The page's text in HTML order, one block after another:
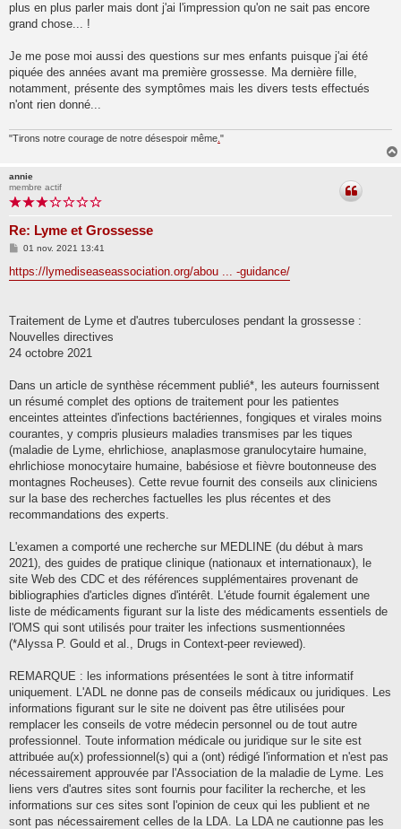
plus en plus parler mais dont j'ai l'impression qu'on ne sait pas encore
grand chose... !
Je me pose moi aussi des questions sur mes enfants puisque j'ai été
piquée des années avant ma première grossesse. Ma dernière fille,
notamment, présente des symptômes mais les divers tests effectués
n'ont rien donné...
"Tirons notre courage de notre désespoir même "
annie
membre actif
Re: Lyme et Grossesse
M
s
s
01 nov. 2021 13:41
https://lymediseaseassociation.org/abou ... -guidance/
Traitement de Lyme et d'autres tuberculoses pendant la grossesse :
Nouvelles directives
24 octobre 2021
Dans un article de synthèse récemment publié*, les auteurs fournissent
un résumé complet des options de traitement pour les patientes
enceintes atteintes d'infections bactériennes, fongiques et virales moins
courantes, y compris plusieurs maladies transmises par les tiques
(maladie de Lyme, ehrlichiose, anaplasmose granulocytaire humaine,
ehrlichiose monocytaire humaine, babésiose et fièvre boutonneuse des
montagnes Rocheuses). Cette revue fournit des conseils aux cliniciens
sur la base des recherches factuelles les plus récentes et des
recommandations des experts.
L'examen a comporté une recherche sur MEDLINE (du début à mars
2021), des guides de pratique clinique (nationaux et internationaux), le
site Web des CDC et des références supplémentaires provenant de
bibliographies d'articles dignes d'intérêt. L'étude fournit également une
liste de médicaments figurant sur la liste des médicaments essentiels de
l'OMS qui sont utilisés pour traiter les infections susmentionnées
(*Alyssa P. Gould et al., Drugs in Context-peer reviewed).
REMARQUE : les informations présentées le sont à titre informatif
uniquement. L'ADL ne donne pas de conseils médicaux ou juridiques. Les
informations figurant sur le site ne doivent pas être utilisées pour
remplacer les conseils de votre médecin personnel ou de tout autre
professionnel. Toute information médicale ou juridique sur le site est
attribuée au(x) professionnel(s) qui a (ont) rédigé l'information et n'est pas
nécessairement approuvée par l'Association de la maladie de Lyme. Les
liens vers d'autres sites sont fournis pour faciliter la recherche, et les
informations sur ces sites sont l'opinion de ceux qui les publient et ne
sont pas nécessairement celles de la LDA. La LDA ne cautionne pas les